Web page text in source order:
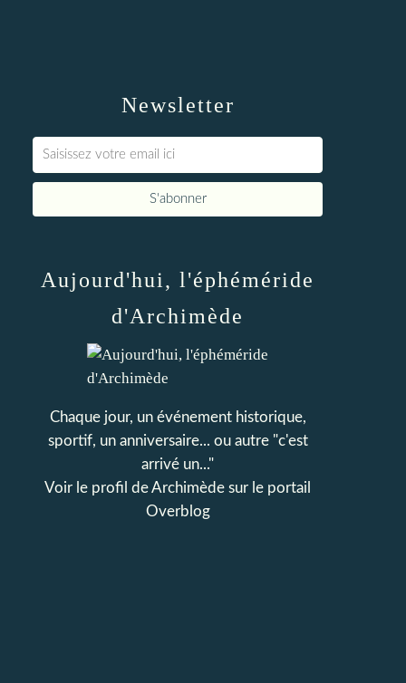
Newsletter
Aujourd'hui, l'éphéméride
d'Archimède
Chaque jour, un événement historique,
sportif, un anniversaire... ou autre "c'est
arrivé un..."
Voir le profil deArchimède sur le portail
Overblog